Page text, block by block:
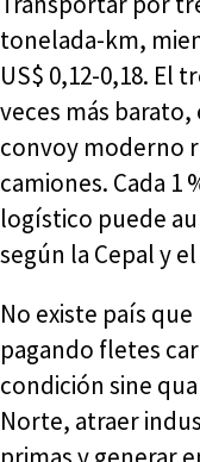
tonelada-km,
US$ 0,12-0,18. El
veces más barato,
convoy moderno
camiones. Cada 1
logístico puede
según la Cepal y el
No existe país
pagando fletes
condición sine
Norte, atraer